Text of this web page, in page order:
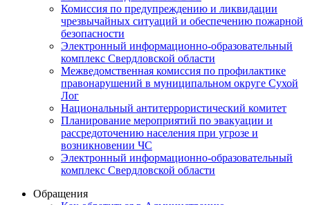
Комиссия по предупреждению и ликвидации
чрезвычайных ситуаций и обеспечению пожарной
безопасности
Электронный информационно-образовательный
комплекс Cвердловской области
Межведомственная комиссия по профилактике
правонарушений в муниципальном округе Сухой
Лог
Национальный антитеррористический комитет
Планирование мероприятий по эвакуации и
рассредоточению населения при угрозе и
возникновении ЧС
Электронный информационно-образовательный
комплекс Свердловской области
Обращения